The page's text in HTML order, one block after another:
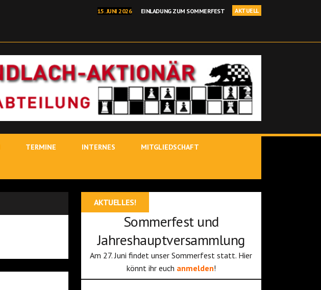
AKTUELL
15. JUNI 2026 EINLADUNG ZUM SOMMERFEST
11. MAI 2026 SCHNELLSCHACH KREISEINZELMEISTERSCHAFT IN KIRCHENLAMITZ
POSTBAUER-HENG – YOUTUBE-STARS IM ROTEN SALON
19. JUNI 2026 SCHACHLEHRER JÜRGEN DELITZSCH IST BINDLACHER VEREINSMEISTER 25/26!
TERMINE INTERNES MITGLIEDSCHAFT
AKTUELLES!
Sommerfest und
Jahreshauptversammlung
Am 27. Juni findet unser Sommerfest statt. Hier
könnt ihr euch anmelden!